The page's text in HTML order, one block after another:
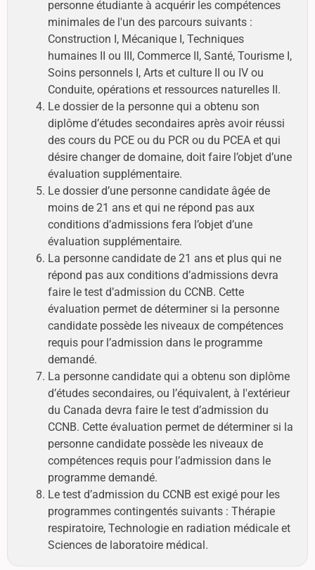
personne étudiante à acquérir les compétences
minimales de l'un des parcours suivants :
Construction I, Mécanique I, Techniques
humaines II ou III, Commerce II, Santé, Tourisme I,
Soins personnels I, Arts et culture II ou IV ou
Conduite, opérations et ressources naturelles II.
Le dossier de la personne qui a obtenu son
diplôme d’études secondaires après avoir réussi
des cours du PCE ou du PCR ou du PCEA et qui
désire changer de domaine, doit faire l’objet d’une
évaluation supplémentaire.
Le dossier d’une personne candidate âgée de
moins de 21 ans et qui ne répond pas aux
conditions d’admissions fera l’objet d’une
évaluation supplémentaire.
La personne candidate de 21 ans et plus qui ne
répond pas aux conditions d’admissions devra
faire le test d’admission du CCNB. Cette
évaluation permet de déterminer si la personne
candidate possède les niveaux de compétences
requis pour l’admission dans le programme
demandé.
La personne candidate qui a obtenu son diplôme
d’études secondaires, ou l’équivalent, à l'extérieur
du Canada devra faire le test d’admission du
CCNB. Cette évaluation permet de déterminer si la
personne candidate possède les niveaux de
compétences requis pour l’admission dans le
programme demandé.
Le test d’admission du CCNB est exigé pour les
programmes contingentés suivants : Thérapie
respiratoire, Technologie en radiation médicale et
Sciences de laboratoire médical.